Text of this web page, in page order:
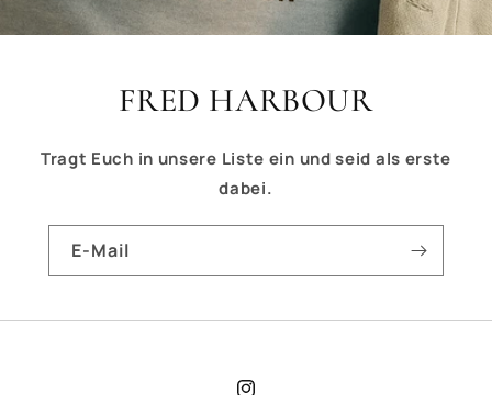
FRED HARBOUR
Tragt Euch in unsere Liste ein und seid als erste
dabei.
E-Mail